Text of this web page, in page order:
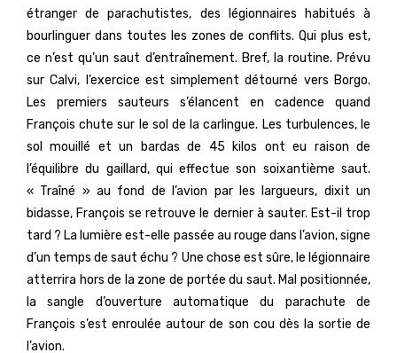
étranger de parachutistes, des légionnaires habitués à
bourlinguer dans toutes les zones de conflits. Qui plus est,
ce n’est qu’un saut d’entraînement. Bref, la routine. Prévu
sur Calvi, l’exercice est simplement détourné vers Borgo.
Les premiers sauteurs s’élancent en cadence quand
François chute sur le sol de la carlingue. Les turbulences, le
sol mouillé et un bardas de 45 kilos ont eu raison de
l’équilibre du gaillard, qui effectue son soixantième saut.
« Traîné » au fond de l’avion par les largueurs, dixit un
bidasse, François se retrouve le dernier à sauter. Est-il trop
tard ? La lumière est-elle passée au rouge dans l’avion, signe
d’un temps de saut échu ? Une chose est sûre, le légionnaire
atterrira hors de la zone de portée du saut. Mal positionnée,
la sangle d’ouverture automatique du parachute de
François s’est enroulée autour de son cou dès la sortie de
l’avion.